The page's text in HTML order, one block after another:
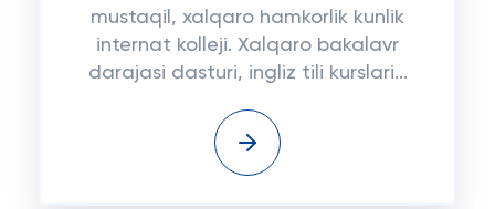
mustaqil, xalqaro hamkorlik kunlik
internat kolleji. Xalqaro bakalavr
darajasi dasturi, ingliz tili kurslari...